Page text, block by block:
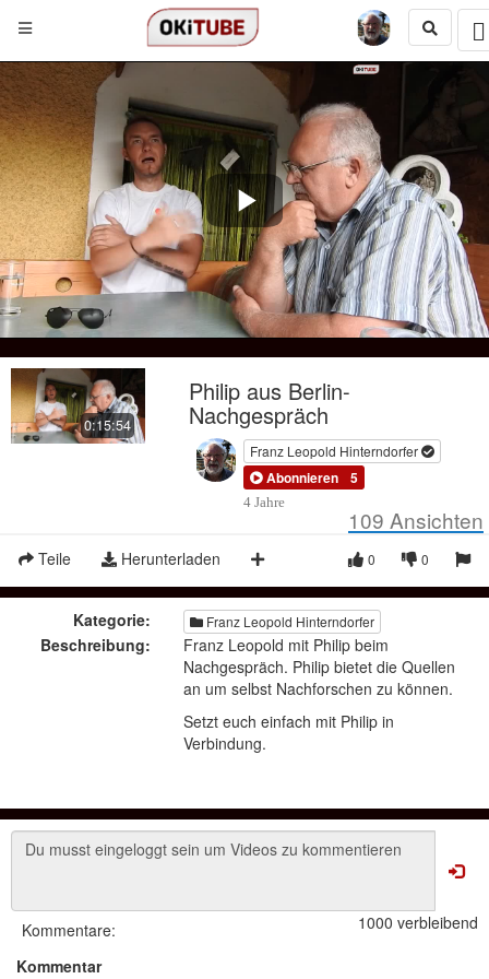
Play
Video
0:15:54
Philip aus Berlin-
Nachgespräch
Franz Leopold Hinterndorfer
Abonnieren 5
4 Jahre
109 Ansichten
Teile Herunterladen 0
0
Kategorie: Franz Leopold Hinterndorfer
Beschreibung:
Franz Leopold mit Philip beim
Nachgespräch. Philip bietet die Quellen
an um selbst Nachforschen zu können.
Setzt euch einfach mit Philip in
Verbindung.
1000 verbleibend
Kommentare:
Kommentar